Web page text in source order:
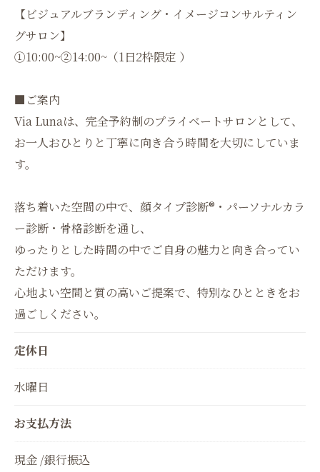
【ビジュアルブランディング・イメージコンサルティン
グサロン】
①10:00~②14:00~（1日2枠限定 ）
■ご案内
Via Lunaは、完全予約制のプライベートサロンとして、
お一人おひとりと丁寧に向き合う時間を大切にしていま
す。
落ち着いた空間の中で、顔タイプ診断®︎・パーソナルカラ
ー診断・骨格診断を通し、
ゆったりとした時間の中でご自身の魅力と向き合ってい
ただけます。
心地よい空間と質の高いご提案で、特別なひとときをお
過ごしください。
定休日
水曜日
お支払方法
現金 /銀行振込